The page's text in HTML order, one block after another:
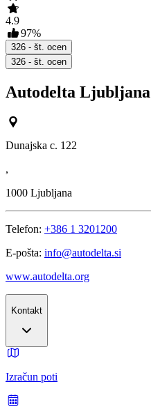
4.9
97%
326 - št. ocen
326 - št. ocen
Autodelta Ljubljana
Dunajska c. 122
,
1000 Ljubljana
Telefon: +386 1 3201200
E-pošta: info@autodelta.si
www.autodelta.org
Kontakt
Izračun poti